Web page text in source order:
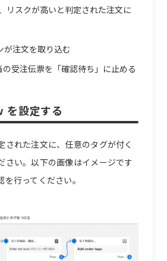
リスクが高いと判定された注文に
が注文を取り込む
の受注伝票を「確認待ち」に止める
設定する
された注文に、任意のタグが付く
さい。以下の画像はイメージです
行ってください。